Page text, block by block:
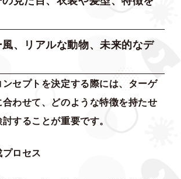
、リアルな動物、未来的なデ
セプトを決定する際には、ターゲ
合わせて、どのような特徴を持たせ
することが重要です。
ロセス